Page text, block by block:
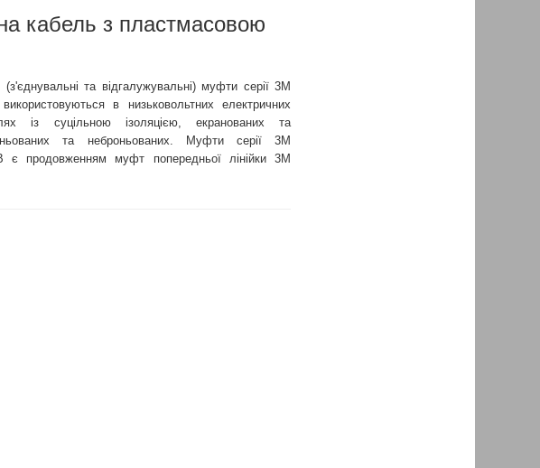
кабель з пластмасовою
(з'єднувальні та відгалужувальні) муфти серії 3М
в низьковольтних електричних
із суцільною ізоляцією, екранованих та
та неброньованих. Муфти серії 3М
продовженням муфт попередньої лінійки 3М